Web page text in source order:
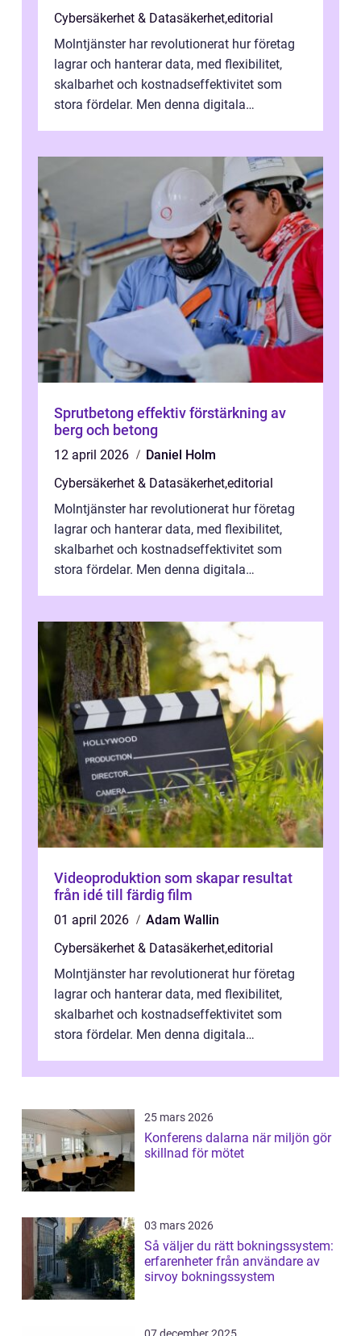
Cybersäkerhet & Datasäkerhet,editorial
Molntjänster har revolutionerat hur företag
lagrar och hanterar data, med flexibilitet,
skalbarhet och kostnadseffektivitet som
stora fördelar. Men denna digitala
Sprutbetong effektiv förstärkning av
berg och betong
12 april 2026
Daniel Holm
Cybersäkerhet & Datasäkerhet,editorial
Molntjänster har revolutionerat hur företag
lagrar och hanterar data, med flexibilitet,
skalbarhet och kostnadseffektivitet som
stora fördelar. Men denna digitala
Videoproduktion som skapar resultat
från idé till färdig film
01 april 2026
Adam Wallin
Cybersäkerhet & Datasäkerhet,editorial
Molntjänster har revolutionerat hur företag
lagrar och hanterar data, med flexibilitet,
skalbarhet och kostnadseffektivitet som
stora fördelar. Men denna digitala
25 mars 2026
Konferens dalarna när miljön gör
skillnad för mötet
03 mars 2026
Så väljer du rätt bokningssystem:
erfarenheter från användare av
sirvoy bokningssystem